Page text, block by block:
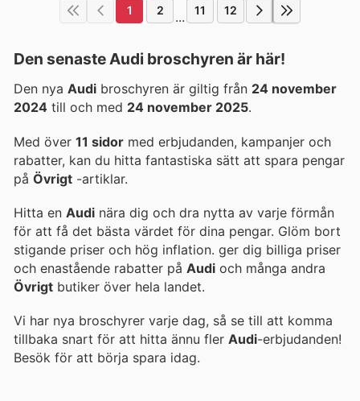
1 2 ... 11 12
Den senaste Audi broschyren är här!
Den nya Audi broschyren är giltig från 24 november
2024 till och med 24 november 2025.
Med över 11 sidor med erbjudanden, kampanjer och
rabatter, kan du hitta fantastiska sätt att spara pengar
på Övrigt -artiklar.
Hitta en Audi nära dig och dra nytta av varje förmån
för att få det bästa värdet för dina pengar. Glöm bort
stigande priser och hög inflation. ger dig billiga priser
och enastående rabatter på Audi och många andra
Övrigt butiker över hela landet.
Vi har nya broschyrer varje dag, så se till att komma
tillbaka snart för att hitta ännu fler Audi-erbjudanden!
Besök för att börja spara idag.